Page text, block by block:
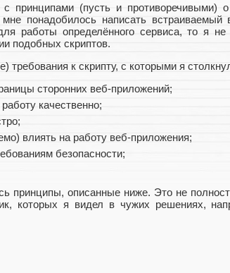
с принципами (пусть и противоречивыми)
понадобилось написать встраиваемый
работы определённого сервиса, то я
подобных скриптов.
требования к скрипту, с которыми я
сторонних веб-приложений;
качественно;
влиять на работу веб-приложения;
безопасности;
принципы, описанные ниже. Это не
которых я видел в чужих решениях,